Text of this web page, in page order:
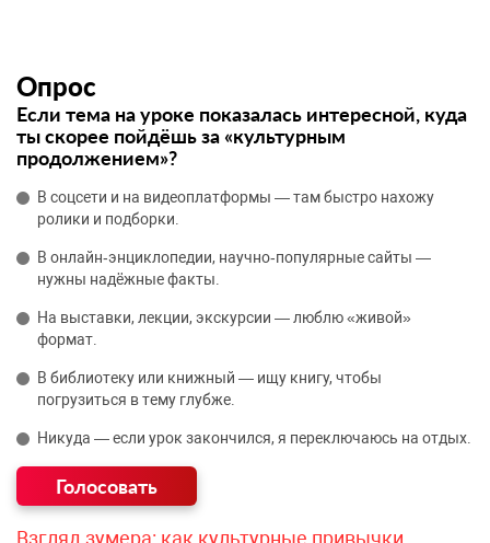
Опрос
Если тема на уроке показалась интересной, куда
ты скорее пойдёшь за «культурным
продолжением»?
В соцсети и на видеоплатформы — там быстро нахожу
ролики и подборки.
В онлайн‑энциклопедии, научно‑популярные сайты —
нужны надёжные факты.
На выставки, лекции, экскурсии — люблю «живой»
формат.
В библиотеку или книжный — ищу книгу, чтобы
погрузиться в тему глубже.
Никуда — если урок закончился, я переключаюсь на отдых.
Взгляд зумера: как культурные привычки